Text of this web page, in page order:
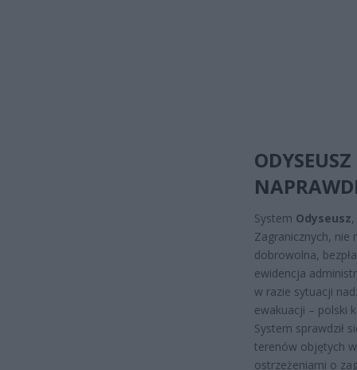
System Odyseusz
Zagranicznych,
dobrowolna,
ewidencja
w razie sytuacji
ewakuacji – polski
System sprawdził
terenów objętych
ostrzeżeniami o